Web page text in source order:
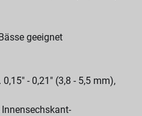
geeignet
- 0,21" (3,8 - 5,5 mm),